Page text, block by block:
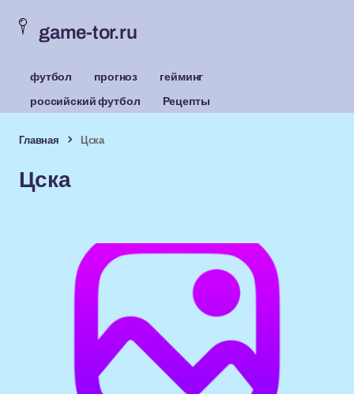
game-tor.ru
футбол прогноз
гейминг
российский футбол
Рецепты
Главная Цска
Цска